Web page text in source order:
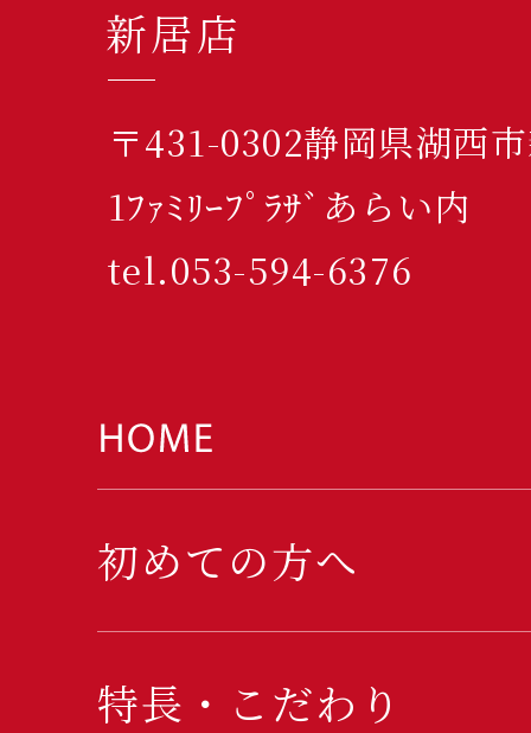
新居店
〒431-0302静岡県湖西
1ﾌｧﾐﾘｰﾌﾟﾗｻﾞあらい内
tel.053-594-6376
初めての方へ
特長・こだわり